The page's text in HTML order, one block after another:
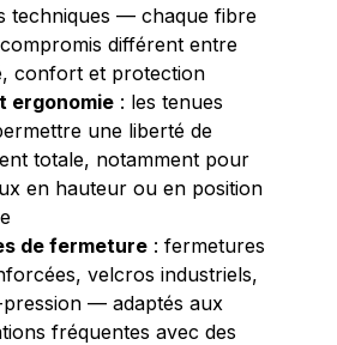
techniques — chaque fibre
différent entre
confort et protection
ergonomie : les tenues
une liberté de
totale, notamment pour
en hauteur ou en position
de fermeture : fermetures
velcros industriels,
— adaptés aux
fréquentes avec des